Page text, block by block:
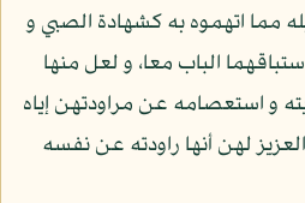
مما اتهموه به كشهادة الصبي و
الباب معا، و لعل منها
و استعصامه عن مراودتهن إياه
لهن أنها راودته عن نفسه